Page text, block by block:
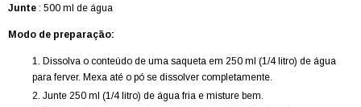
Junte : 500 ml de água
Modo de preparação:
Dissolva o conteúdo de uma saqueta em 250 ml (1/4 litro) de água
para ferver. Mexa até o pó se dissolver completamente.
Junte 250 ml (1/4 litro) de água fria e misture bem.